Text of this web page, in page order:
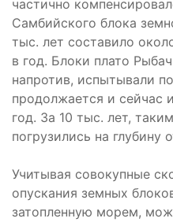
частично
Самбийского блока
тыс. лет составило
в год. Блоки плато
напротив, испытывали
продолжается и сейчас
год. За 10 тыс. лет,
погрузились на глубину
Учитывая совокупные
опускания земных
затопленную морем,